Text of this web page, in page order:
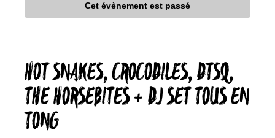
Cet évènement est passé
HOT SNAKES, CROCODILES, DTSQ,
THE HORSEBITES + DJ SET TOUS EN
TONG